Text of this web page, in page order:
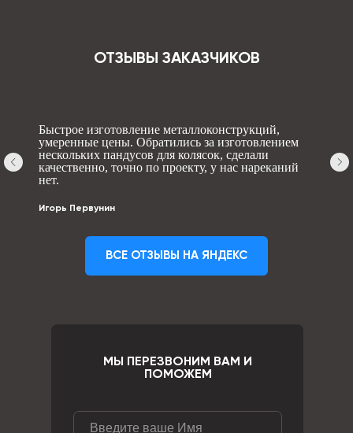
ОТЗЫВЫ ЗАКАЗЧИКОВ
Быстрое изготовление металлоконструкций,
умеренные цены. Обратились за изготовлением
нескольких пандусов для колясок, сделали
качественно, точно по проекту, у нас нареканий
нет.
Игорь Первунин
ВСЕ ОТЗЫВЫ НА ЯНДЕКС
МЫ ПЕРЕЗВОНИМ ВАМ И
ПОМОЖЕМ